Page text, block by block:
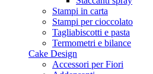
Stampi in carta
Stampi per cioccolato
Tagliabiscotti e pasta
Termometri e bilance
Cake Design
Accessori per Fiori